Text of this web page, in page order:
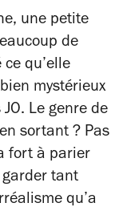
une petite
de
qu’elle
mystérieux
Le genre de
sortant ? Pas
fort à parier
tant
qu’a